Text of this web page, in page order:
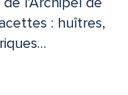
l’Archipel de
: huîtres,